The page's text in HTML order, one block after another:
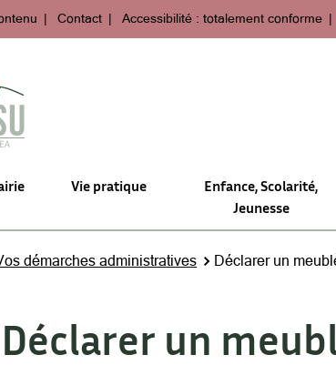
Contact Accessibilité : totalement conforme
Vie pratique
Enfance, Scolarité,
Jeunesse
démarches administratives Déclarer un
Déclarer un